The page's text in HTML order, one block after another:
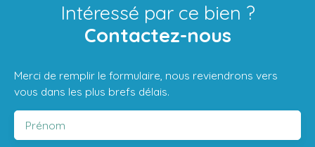
Intéressé par ce bien ?
Contactez-nous
Merci de remplir le formulaire, nous reviendrons vers
vous dans les plus brefs délais.
Prénom